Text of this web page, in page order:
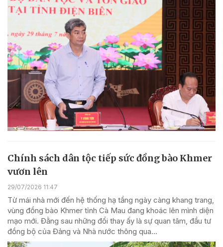
Chính sách dân tộc tiếp sức đồng bào Khmer
vươn lên
29/07/2026 11:47
Từ mái nhà mới đến hệ thống hạ tầng ngày càng khang trang,
vùng đồng bào Khmer tỉnh Cà Mau đang khoác lên mình diện
mạo mới. Đằng sau những đổi thay ấy là sự quan tâm, đầu tư
đồng bộ của Đảng và Nhà nước thông qua...